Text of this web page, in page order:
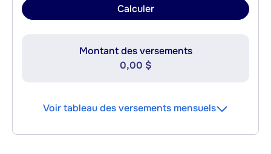
Calculer
Montant des versements
0,00 $
Voir tableau des versements mensuels